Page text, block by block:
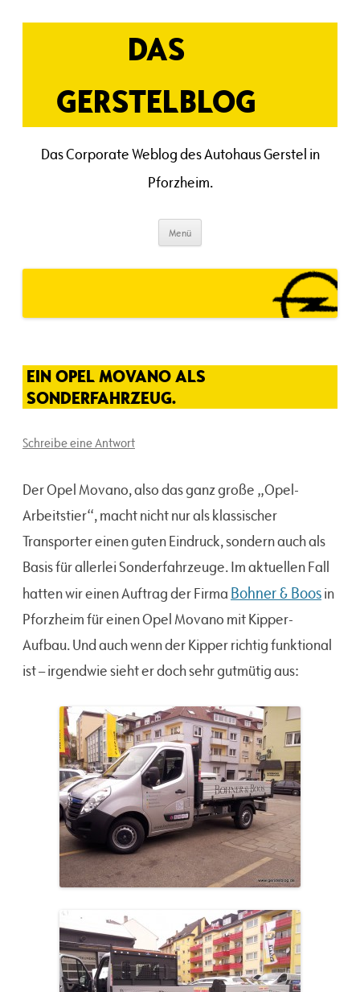
Inhalt
DAS
GERSTELBLOG
Das Corporate Weblog des Autohaus Gerstel in
Pforzheim.
Menü
EIN OPEL MOVANO ALS
SONDERFAHRZEUG.
Schreibe eine Antwort
Der Opel Movano, also das ganz große „Opel-
Arbeitstier“, macht nicht nur als klassischer
Transporter einen guten Eindruck, sondern auch als
Basis für allerlei Sonderfahrzeuge. Im aktuellen Fall
hatten wir einen Auftrag der Firma Bohner & Boosin
Pforzheim für einen Opel Movano mit Kipper-
Aufbau. Und auch wenn der Kipper richtig funktional
ist – irgendwie sieht er doch sehr gutmütig aus: